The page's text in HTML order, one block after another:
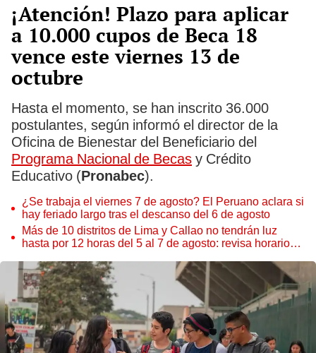
¡Atención! Plazo para aplicar
a 10.000 cupos de Beca 18
vence este viernes 13 de
octubre
Hasta el momento, se han inscrito 36.000
postulantes, según informó el director de la
Oficina de Bienestar del Beneficiario del
Programa Nacional de Becas y Crédito
Educativo (Pronabec).
¿Se trabaja el viernes 7 de agosto? El Peruano aclara si
hay feriado largo tras el descanso del 6 de agosto
Más de 10 distritos de Lima y Callao no tendrán luz
hasta por 12 horas del 5 al 7 de agosto: revisa horarios y